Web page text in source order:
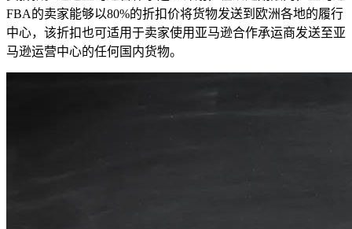
FBA的卖家能够以80%的折扣价将货物发送到欧洲各地的履行
中心，该折扣也可适用于卖家使用亚马逊合作承运商发送至亚
马逊运营中心的任何国内货物。